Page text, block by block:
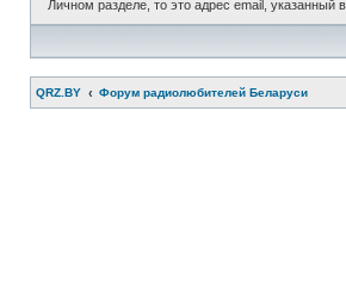
Личном разделе, то это адрес email, указанный
QRZ.BY Форум радиолюбителей Беларуси